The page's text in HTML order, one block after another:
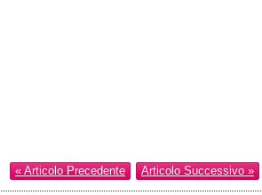
« Articolo Precedente Articolo Successivo »